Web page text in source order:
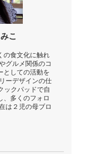
こ
の食文化に触れ
グルメ関係のコ
としての活動を
ーデザインの仕
ックパッドで自
、多くのフォロ
は２児の母ブロ